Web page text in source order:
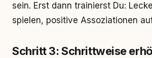
sein. Erst dann trainierst Du:
spielen, positive Assoziationen
Schritt 3: Schrittweise